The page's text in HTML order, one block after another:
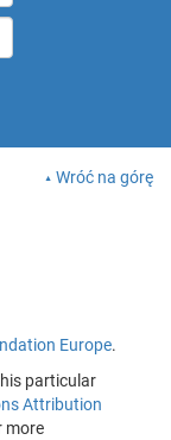
Wróć na górę
Europe.
particular
Attribution
more